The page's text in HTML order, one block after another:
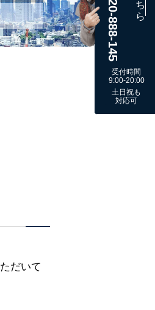
だいて
0120-888-145
受付時間
9:00-20:00
土日祝も
対応可